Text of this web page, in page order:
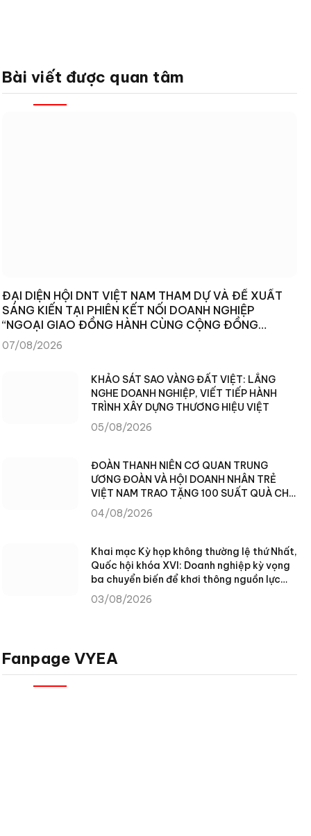
Bài viết được quan tâm
ĐẠI DIỆN HỘI DNT VIỆT NAM THAM DỰ VÀ ĐỀ XUẤT
SÁNG KIẾN TẠI PHIÊN KẾT NỐI DOANH NGHIỆP
“NGOẠI GIAO ĐỒNG HÀNH CÙNG CỘNG ĐỒNG
DOANH NGHIỆP”
07/08/2026
KHẢO SÁT SAO VÀNG ĐẤT VIỆT: LẮNG
NGHE DOANH NGHIỆP, VIẾT TIẾP HÀNH
TRÌNH XÂY DỰNG THƯƠNG HIỆU VIỆT
05/08/2026
ĐOÀN THANH NIÊN CƠ QUAN TRUNG
ƯƠNG ĐOÀN VÀ HỘI DOANH NHÂN TRẺ
VIỆT NAM TRAO TẶNG 100 SUẤT QUÀ CHO
NHÂN DÂN XÃ TÙNG VÀI (TUYÊN QUANG)
04/08/2026
Khai mạc Kỳ họp không thường lệ thứ Nhất,
Quốc hội khóa XVI: Doanh nghiệp kỳ vọng
ba chuyển biến để khơi thông nguồn lực
phát triển
03/08/2026
Fanpage VYEA